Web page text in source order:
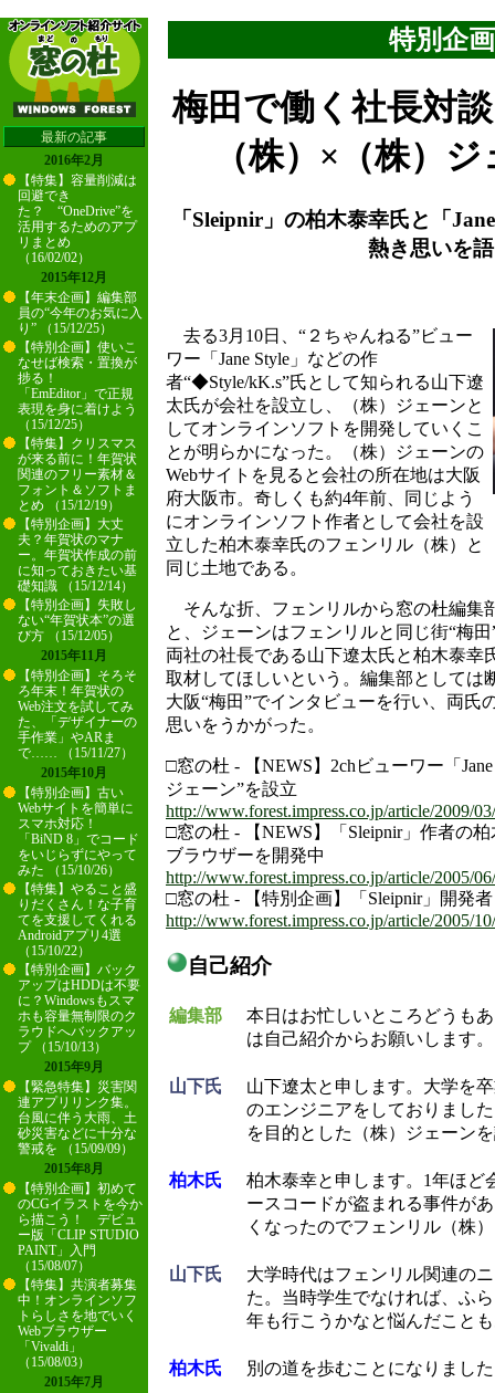
最新の記事
2016年2月
【特集】容量削減は
回避でき
た？ “OneDrive”を
活用するためのアプ
リまとめ
（16/02/02）
2015年12月
【年末企画】編集部
員の“今年のお気に入
り” （15/12/25）
【特別企画】使いこ
なせば検索・置換が
捗る！
「EmEditor」で正規
表現を身に着けよう
（15/12/25）
【特集】クリスマス
が来る前に！年賀状
関連のフリー素材＆
フォント＆ソフトま
とめ （15/12/19）
【特別企画】大丈
夫？年賀状のマナ
ー。年賀状作成の前
に知っておきたい基
礎知識 （15/12/14）
【特別企画】失敗し
ない“年賀状本”の選
び方 （15/12/05）
2015年11月
【特別企画】そろそ
ろ年末！年賀状の
Web注文を試してみ
た、「デザイナーの
手作業」やARま
で…… （15/11/27）
2015年10月
【特別企画】古い
Webサイトを簡単に
スマホ対応！
「BiND 8」でコード
をいじらずにやって
みた （15/10/26）
【特集】やること盛
りだくさん！な子育
てを支援してくれる
Androidアプリ4選
（15/10/22）
【特別企画】バック
アップはHDDは不要
に？Windowsもスマ
ホも容量無制限のク
ラウドへバックアッ
プ （15/10/13）
2015年9月
【緊急特集】災害関
連アプリリンク集。
台風に伴う大雨、土
砂災害などに十分な
警戒を （15/09/09）
2015年8月
【特別企画】初めて
のCGイラストを今か
ら描こう！ デビュ
ー版「CLIP STUDIO
PAINT」入門
（15/08/07）
【特集】共演者募集
中！オンラインソフ
トらしさを地でいく
Webブラウザー
「Vivaldi」
（15/08/03）
2015年7月
特別企画
梅田で働く社長対
（株）×（株）
「Sleipnir」の柏木泰幸氏と「
熱き思いを
去る3月10日、“２ちゃんねる”ビュー
ワー「Jane Style」などの作
者“◆Style/kK.s”氏として知られる山下遼
太氏が会社を設立し、（株）ジェーンと
してオンラインソフトを開発していくこ
とが明らかになった。（株）ジェーンの
Webサイトを見ると会社の所在地は大阪
府大阪市。奇しくも約4年前、同じよう
にオンラインソフト作者として会社を設
立した柏木泰幸氏のフェンリル（株）と
同じ土地である。
そんな折、フェンリルから窓の杜編集
と、ジェーンはフェンリルと同じ街“梅
両社の社長である山下遼太氏と柏木泰幸
取材してほしいという。編集部としては
大阪“梅田”でインタビューを行い、両氏
思いをうかがった。
□窓の杜 - 【NEWS】2chビューワー「
ジェーン”を設立
http://www.forest.impress.co.jp/article/2009/
□窓の杜 - 【NEWS】「Sleipnir」作者の
ブラウザーを開発中
http://www.forest.impress.co.jp/article/2005/
□窓の杜 - 【特別企画】「Sleipnir」開発
http://www.forest.impress.co.jp/article/2005/
自己紹介
編集部
本日はお忙しいところどうも
は自己紹介からお願いします。
山下氏
山下遼太と申します。大学を
のエンジニアをしておりまし
を目的とした（株）ジェーン
柏木氏
柏木泰幸と申します。1年ほど
ースコードが盗まれる事件が
くなったのでフェンリル（株
山下氏
大学時代はフェンリル関連の
た。当時学生でなければ、ふ
年も行こうかなと悩んだこと
柏木氏 別の道を歩むことになりまし